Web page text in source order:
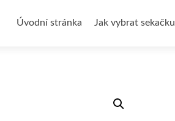
k
Úvodní stránka Jak vybrat sekačku